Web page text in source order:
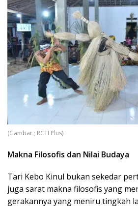
(Gambar ; RCTI Plus)
Makna Filosofis dan Nilai Budaya
Tari Kebo Kinul bukan sekedar
juga sarat makna filosofis yang
gerakannya yang meniru tingkah